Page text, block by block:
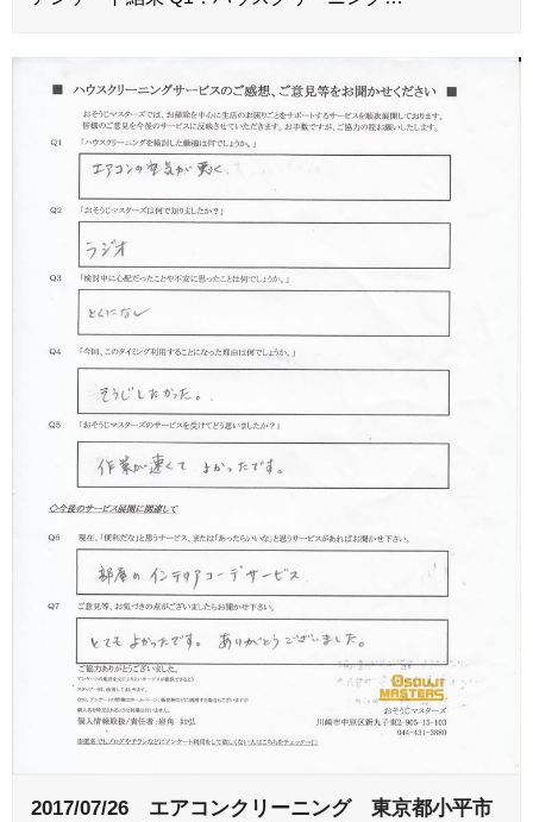
2017/07/26 エアコンクリーニング 東京都小平市